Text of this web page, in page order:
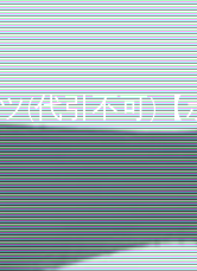
(代引不可)